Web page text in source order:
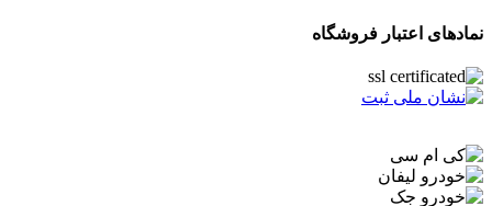
نمادهای اعتبار فروشگاه